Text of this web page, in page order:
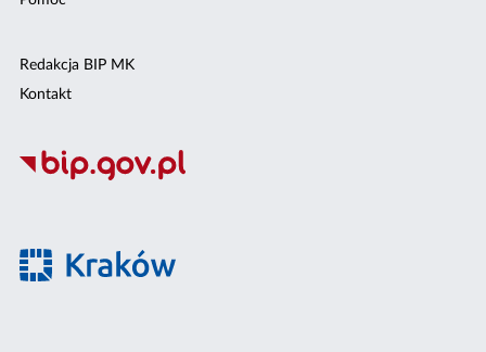
Redakcja BIP MK
Kontakt